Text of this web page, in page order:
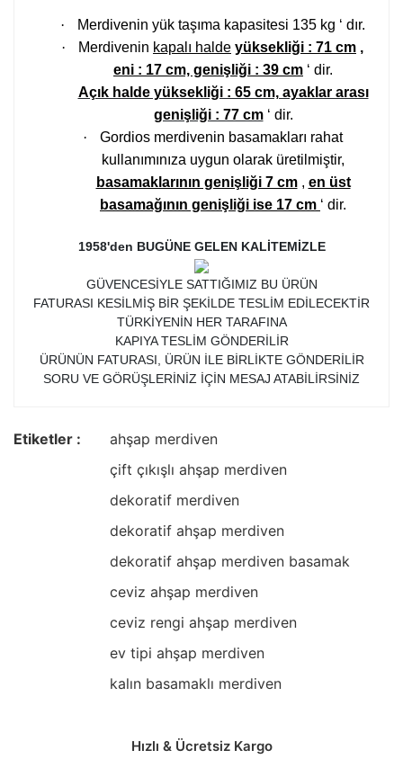
·
Merdivenin yük taşıma kapasitesi 135 kg ‘ dır.
·
Merdivenin kapalı halde yüksekliği : 71 cm ,
eni : 17 cm, genişliği : 39 cm ‘ dir.
Açık halde yüksekliği : 65 cm, ayaklar arası
genişliği : 77 cm‘ dir.
·
Gordios merdivenin basamakları rahat
kullanımınıza uygun olarak üretilmiştir,
basamaklarının genişliği 7 cm, en üst
basamağının genişliği ise 17 cm ‘ dir.
1958'den BUGÜNE GELEN KALİTEMİZLE
GÜVENCESİYLE SATTIĞIMIZ BU ÜRÜN
FATURASI KESİLMİŞ BİR ŞEKİLDE TESLİM EDİLECEKTİR
TÜRKİYENİN HER TARAFINA
KAPIYA TESLİM GÖNDERİLİR
ÜRÜNÜN FATURASI, ÜRÜN İLE BİRLİKTE GÖNDERİLİR
SORU VE GÖRÜŞLERİNİZ İÇİN MESAJ ATABİLİRSİNİZ
Etiketler :
ahşap merdiven
çift çıkışlı ahşap merdiven
dekoratif merdiven
dekoratif ahşap merdiven
dekoratif ahşap merdiven basamak
ceviz ahşap merdiven
ceviz rengi ahşap merdiven
ev tipi ahşap merdiven
kalın basamaklı merdiven
Hızlı & Ücretsiz Kargo